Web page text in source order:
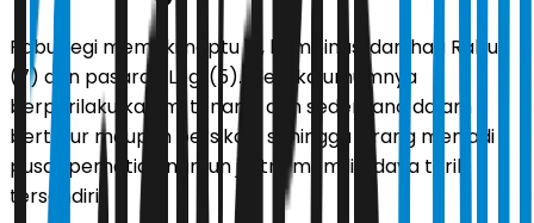
Rabu Legi memiliki neptu 12, kombinasi dari hari Rabu
(7) dan pasaran Legi (5). Mereka umumnya
berperilaku kalem, tenang, dan sederhana dalam
bertutur maupun bersikap, sehingga jarang menjadi
pusat perhatian namun justru memiliki daya tarik
tersendiri.